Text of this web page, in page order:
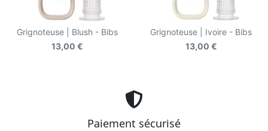
Grignoteuse | Blush - Bibs
13,00 €
Grignoteuse | Ivoire - Bibs
13,00 €
Paiement sécurisé